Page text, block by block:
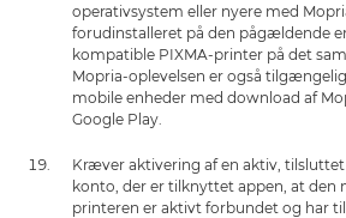
operativsystem eller nyere med
forudinstalleret på den pågældende
kompatible PIXMA-printer på det
Mopria-oplevelsen er også
mobile enheder med download af
Google Play.
Kræver aktivering af en aktiv,
konto, der er tilknyttet appen, at den
printeren er aktivt forbundet og har